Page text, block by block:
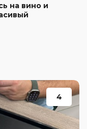
4
на вино и